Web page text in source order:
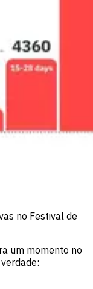
no Festival de
um momento no